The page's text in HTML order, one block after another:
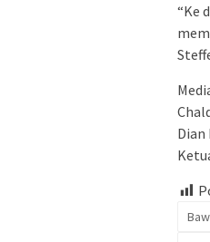
“Ke
Dian